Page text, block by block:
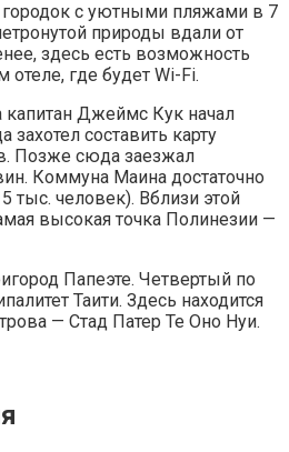
с уютными пляжами в 7
природы вдали от
здесь есть возможность
отеле, где будет Wi-Fi.
Джеймс Кук начал
составить карту
Позже сюда заезжал
Коммуна Маина достаточно
тыс. человек). Вблизи этой
высокая точка Полинезии —
Папеэте. Четвертый по
Таити. Здесь находится
— Стад Патер Те Оно Нуи.